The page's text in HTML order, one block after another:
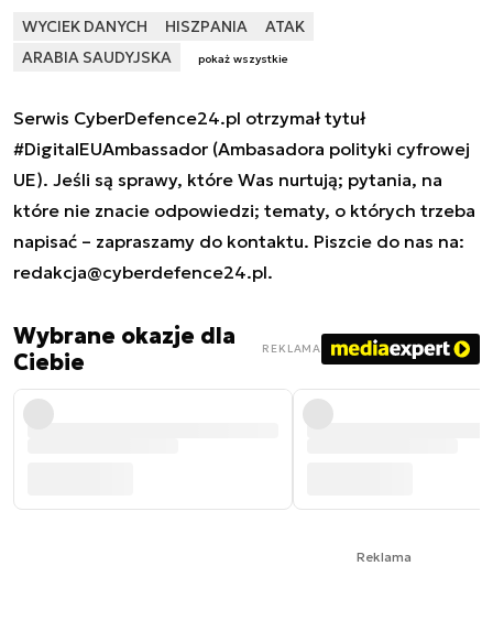
WYCIEK DANYCH HISZPANIA
ATAK
ARABIA SAUDYJSKA
pokaż wszystkie
Serwis CyberDefence24.pl otrzymał tytuł
#DigitalEUAmbassador (Ambasadora polityki cyfrowej
UE). Jeśli są sprawy, które Was nurtują; pytania, na
które nie znacie odpowiedzi; tematy, o których trzeba
napisać – zapraszamy do kontaktu. Piszcie do nas na:
redakcja@cyberdefence24.pl.
Wybrane okazje dla
Ciebie
REKLAMA
Reklama